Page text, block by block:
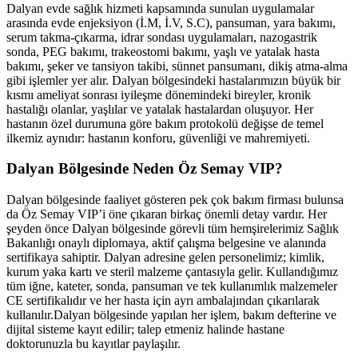
Dalyan evde sağlık hizmeti kapsamında sunulan uygulamalar
arasında evde enjeksiyon (İ.M, İ.V, S.C), pansuman, yara bakımı,
serum takma-çıkarma, idrar sondası uygulamaları, nazogastrik
sonda, PEG bakımı, trakeostomi bakımı, yaşlı ve yatalak hasta
bakımı, şeker ve tansiyon takibi, sünnet pansumanı, dikiş atma-alma
gibi işlemler yer alır. Dalyan bölgesindeki hastalarımızın büyük bir
kısmı ameliyat sonrası iyileşme dönemindeki bireyler, kronik
hastalığı olanlar, yaşlılar ve yatalak hastalardan oluşuyor. Her
hastanın özel durumuna göre bakım protokolü değişse de temel
ilkemiz aynıdır: hastanın konforu, güvenliği ve mahremiyeti.
Dalyan Bölgesinde Neden Öz Semay VIP?
Dalyan bölgesinde faaliyet gösteren pek çok bakım firması bulunsa
da Öz Semay VIP’i öne çıkaran birkaç önemli detay vardır. Her
şeyden önce Dalyan bölgesinde görevli tüm hemşirelerimiz Sağlık
Bakanlığı onaylı diplomaya, aktif çalışma belgesine ve alanında
sertifikaya sahiptir. Dalyan adresine gelen personelimiz; kimlik,
kurum yaka kartı ve steril malzeme çantasıyla gelir. Kullandığımız
tüm iğne, kateter, sonda, pansuman ve tek kullanımlık malzemeler
CE sertifikalıdır ve her hasta için ayrı ambalajından çıkarılarak
kullanılır.Dalyan bölgesinde yapılan her işlem, bakım defterine ve
dijital sisteme kayıt edilir; talep etmeniz halinde hastane
doktorunuzla bu kayıtlar paylaşılır.